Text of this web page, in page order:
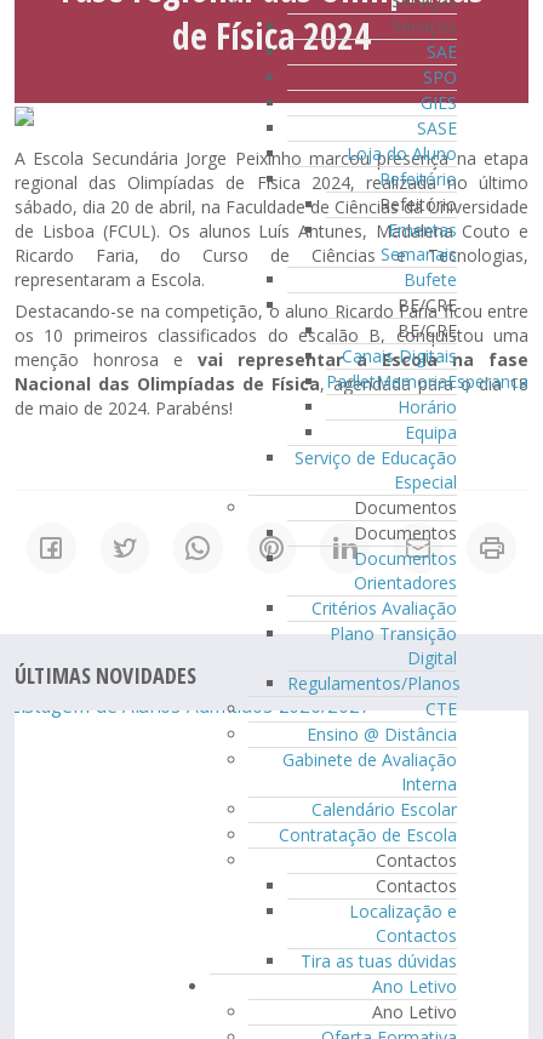
Serviços
SAE
SPO
GIES
SASE
Loja do Aluno
Refeitório
Refeitório
Ementas
Semanais
Bufete
BE/CRE
BE/CRE
Canais Digitais
PadletMemoriaEsperanca
Horário
Equipa
Serviço de Educação
Especial
Documentos
Documentos
Documentos
Orientadores
Critérios Avaliação
Plano Transição
Digital
Regulamentos/Planos
CTE
Ensino @ Distância
Gabinete de Avaliação
Interna
Calendário Escolar
Contratação de Escola
Contactos
Contactos
Localização e
Contactos
Tira as tuas dúvidas
Ano Letivo
Ano Letivo
de Física 2024
A Escola Secundária Jorge Peixinho marcou presença na etapa
regional das Olimpíadas de Física 2024, realizada no último
sábado, dia 20 de abril, na Faculdade de Ciências da Universidade
de Lisboa (FCUL). Os alunos Luís Antunes, Madalena Couto e
Ricardo Faria, do Curso de Ciências e Tecnologias,
representaram a Escola.
Destacando-se na competição, o aluno Ricardo Faria ficou entre
os 10 primeiros classificados do escalão B, conquistou uma
menção honrosa e vai representar a Escola na fase
Nacional das Olimpíadas de Física, agendada para o dia 18
de maio de 2024. Parabéns!
ÚLTIMAS NOVIDADES